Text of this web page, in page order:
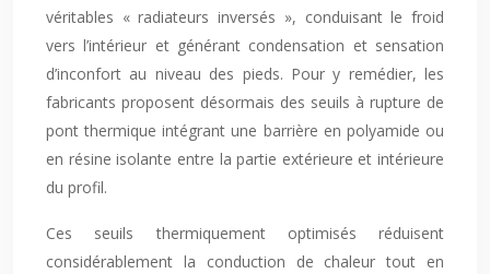
véritables « radiateurs inversés », conduisant le froid
vers l’intérieur et générant condensation et sensation
d’inconfort au niveau des pieds. Pour y remédier, les
fabricants proposent désormais des seuils à rupture de
pont thermique intégrant une barrière en polyamide ou
en résine isolante entre la partie extérieure et intérieure
du profil.
Ces seuils thermiquement optimisés réduisent
considérablement la conduction de chaleur tout en